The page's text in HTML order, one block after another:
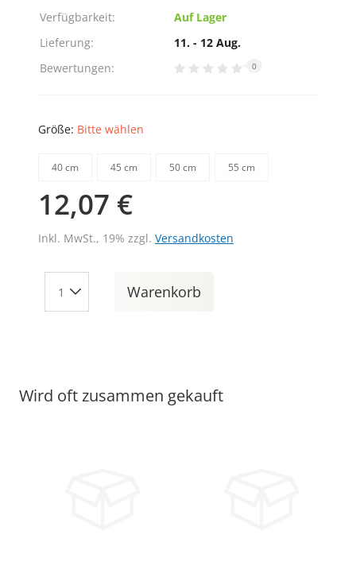
Verfügbarkeit:
Auf Lager
Lieferung:
11. - 12 Aug.
Bewertungen:
0
Größe: Bitte wählen
40 cm 45 cm 50 cm 55 cm
12,07 €
Inkl. MwSt., 19% zzgl. Versandkosten
Warenkorb
Wird oft zusammen gekauft